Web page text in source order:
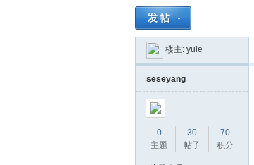
» ›
楼主: yule
seseyang
0
主题
30
帖子
70
积分